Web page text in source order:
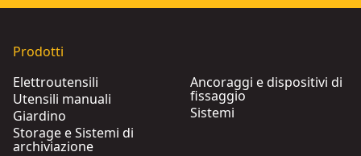
Prodotti
Elettroutensili
Utensili manuali
Giardino
Storage e Sistemi di
archiviazione
Ancoraggi e dispositivi di
fissaggio
Sistemi